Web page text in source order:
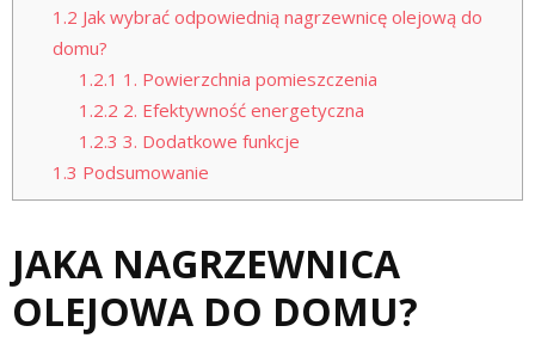
1.2 Jak wybrać odpowiednią nagrzewnicę olejową do
domu?
1.2.1 1. Powierzchnia pomieszczenia
1.2.2 2. Efektywność energetyczna
1.2.3 3. Dodatkowe funkcje
1.3 Podsumowanie
JAKA NAGRZEWNICA
OLEJOWA DO DOMU?